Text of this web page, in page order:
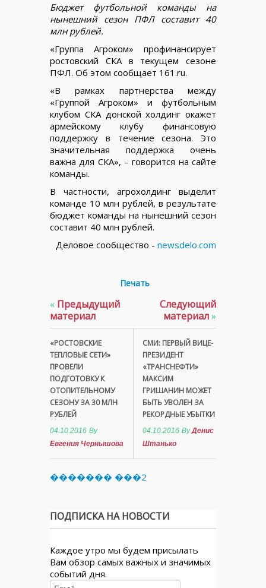
Бюджет футбольной команды на
нынешний сезон ПФЛ составит 40
млн рублей.
«Группа Агроком» профинансирует
ростовский СКА в текущем сезоне
ПФЛ. Об этом сообщает 161.ru.
«В рамках партнерства между
«Группой Агроком» и футбольным
клубом СКА донской холдинг окажет
армейскому клубу финансовую
поддержку в течение сезона. Это
значительная поддержка очень
важна для СКА», – говорится на сайте
команды.
В частности, агрохолдинг выделит
команде 10 млн рублей, в результате
бюджет команды на нынешний сезон
составит 40 млн рублей.
Деловое сообщество - newsdelo.com
Печать
« Предыдущий
материал
«РОСТОВСКИЕ
ТЕПЛОВЫЕ СЕТИ»
ПРОВЕЛИ
ПОДГОТОВКУ К
ОТОПИТЕЛЬНОМУ
СЕЗОНУ ЗА 30 МЛН
РУБЛЕЙ
04.10.2016 By
Евгения Чернышова
Следующий
материал»
СМИ: ПЕРВЫЙ ВИЦЕ-
ПРЕЗИДЕНТ
«ТРАНСНЕФТИ»
МАКСИМ
ГРИШАНИН МОЖЕТ
БЫТЬ УВОЛЕН ЗА
РЕКОРДНЫЕ УБЫТКИ
04.10.2016 ByДенис
Штанько
������� ���2
ПОДПИСКА НА НОВОСТИ
Каждое утро мы будем присылать
Вам обзор самых важных и значимых
событий дня.